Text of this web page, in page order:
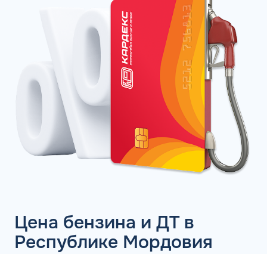
Цена бензина и ДТ в
Республике Мордовия